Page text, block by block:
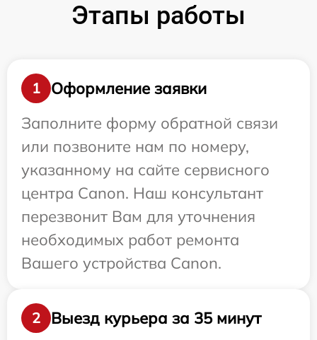
Этапы работы
1
Оформление заявки
Заполните форму обратной связи
или позвоните нам по номеру,
указанному на сайте сервисного
центра Canon. Наш консультант
перезвонит Вам для уточнения
необходимых работ ремонта
Вашего устройства Canon.
2
Выезд курьера за 35 минут